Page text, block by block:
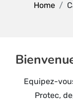
Home
Equipez-
Protec,